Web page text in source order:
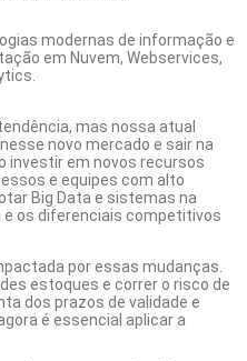
modernas de informação e
em Nuvem, Webservices,
mas nossa atual
novo mercado e sair na
investir em novos recursos
e equipes com alto
Big Data e sistemas na
os diferenciais competitivos
por essas mudanças.
estoques e correr o risco de
dos prazos de validade e
é essencial aplicar a